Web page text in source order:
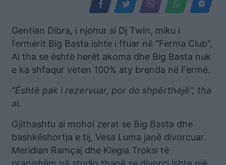
Gentian Dibra, i njohur si Dj Twin, miku i
fermerit Big Basta ishte i ftuar në “Ferma Club”,
Ai tha se është herët akoma dhe Big Basta nuk
e ka shfaqur veten 100% aty brenda në Fermë.
“Është pak i rezervuar, por do shpërthejë”, tha
ai.
Gjithashtu ai mohoi zerat se Big Basta dhe
bashkëshortja e tij, Vesa Luma janë divorcuar.
Meridian Ramçaj dhe Klegia Troksi të